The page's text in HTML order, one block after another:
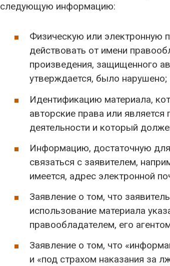
следующую информацию:
Физическую или электронную
действовать от имени
произведения, защищенного
утверждается, было нарушено;
Идентификацию материала,
авторские права или
деятельности и который
Информацию, достаточную
связаться с заявителем,
имеется, адрес электронной
Заявление о том, что
использование материала
правообладателем, его
Заявление о том, что
и «под страхом наказания за